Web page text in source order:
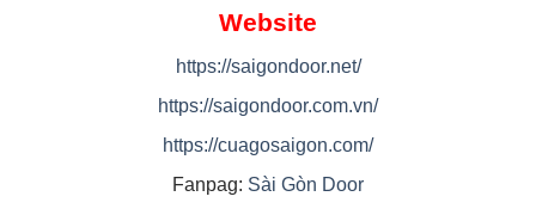
Website
https://saigondoor.net/
https://saigondoor.com.vn/
https://cuagosaigon.com/
Fanpag: Sài Gòn Door